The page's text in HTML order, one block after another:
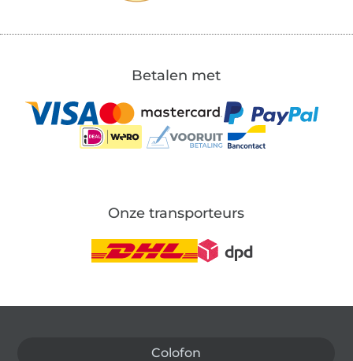
Betalen met
Onze transporteurs
Colofon